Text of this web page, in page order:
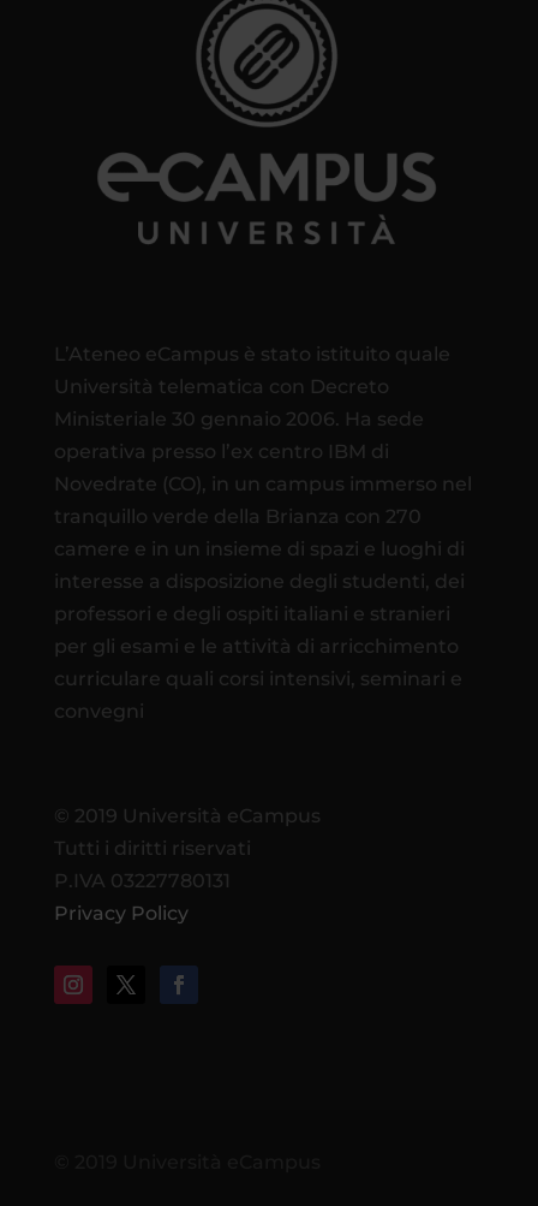
L’Ateneo eCampus è stato istituito quale
Università telematica con Decreto
Ministeriale 30 gennaio 2006. Ha sede
operativa presso l’ex centro IBM di
Novedrate (CO), in un campus immerso nel
tranquillo verde della Brianza con 270
camere e in un insieme di spazi e luoghi di
interesse a disposizione degli studenti, dei
professori e degli ospiti italiani e stranieri
per gli esami e le attività di arricchimento
curriculare quali corsi intensivi, seminari e
convegni
© 2019 Università eCampus
Tutti i diritti riservati
P.IVA 03227780131
Privacy Policy